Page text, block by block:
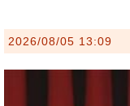
2026/08/05 13:09